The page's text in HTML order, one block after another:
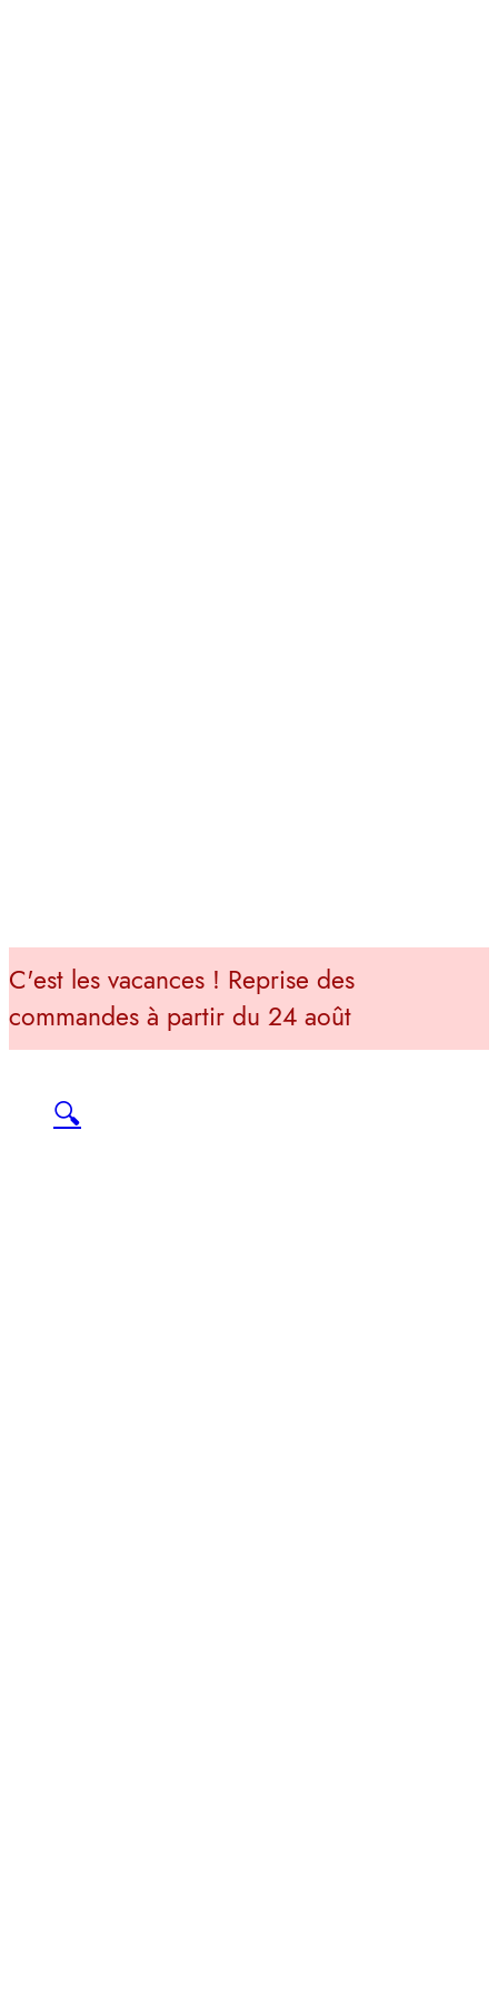
C'est les vacances ! Reprise des
commandes à partir du 24 août
🔍